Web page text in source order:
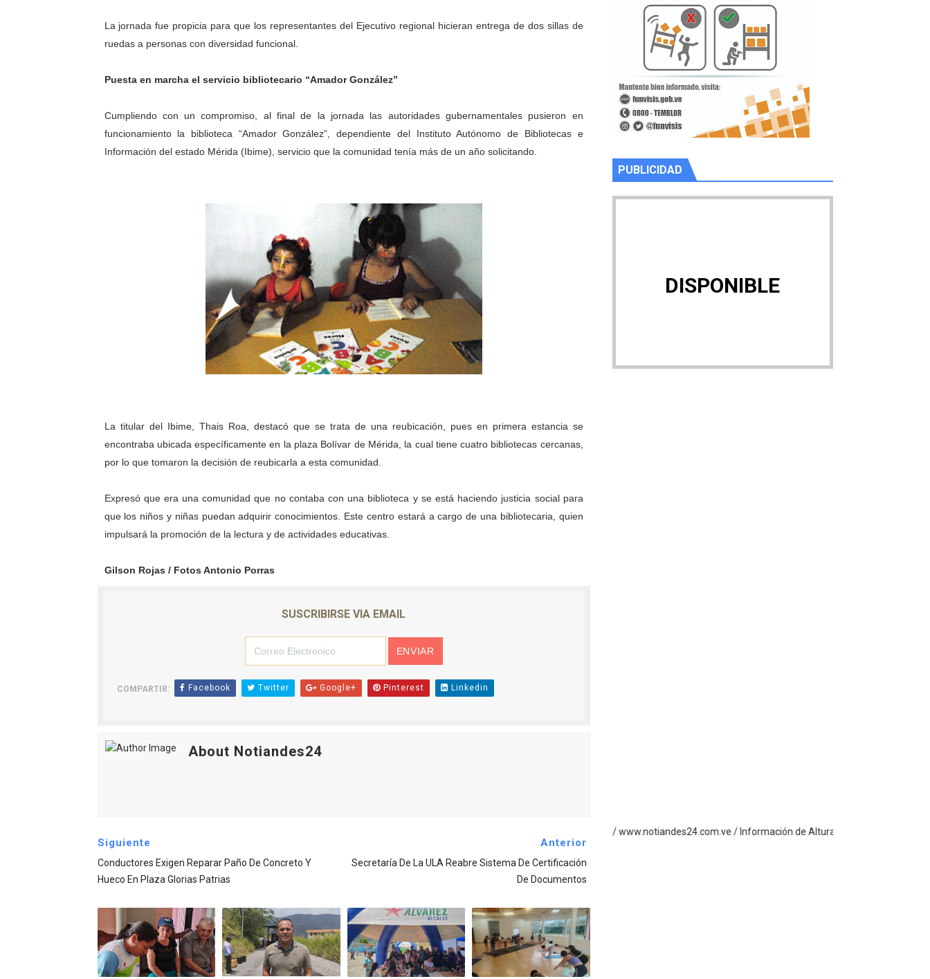
La jornada fue propicia para que los representantes del Ejecutivo regional hicieran entrega de dos sillas de
ruedas a personas con diversidad funcional.
Puesta en marcha el servicio bibliotecario “Amador González”
Cumpliendo con un compromiso, al final de la jornada las autoridades gubernamentales pusieron en
funcionamiento la biblioteca “Amador González”, dependiente del Instituto Autónomo de Bibliotecas e
Información del estado Mérida (Ibime), servicio que la comunidad tenía más de un año solicitando.
La titular del Ibime, Thais Roa, destacó que se trata de una reubicación, pues en primera estancia se
encontraba ubicada específicamente en la plaza Bolívar de Mérida, la cual tiene cuatro bibliotecas cercanas,
por lo que tomaron la decisión de reubicarla a esta comunidad.
Expresó que era una comunidad que no contaba con una biblioteca y se está haciendo justicia social para
que los niños y niñas puedan adquirir conocimientos. Este centro estará a cargo de una bibliotecaria, quien
impulsará la promoción de la lectura y de actividades educativas.
Gilson Rojas / Fotos Antonio Porras
SUSCRIBIRSE VIA EMAIL
COMPARTIR: Facebook Twitter Google+ Pinterest Linkedin
About Notiandes24
Siguiente
Conductores Exigen Reparar Paño De Concreto Y
Hueco En Plaza Glorias Patrias
Anterior
Secretaría De La ULA Reabre Sistema De Certificación
De Documentos
PUBLICIDAD
DISPONIBLE
Todos los Derechos Reservados - Copyright ©2026 / PS / www.notiandes24.com.ve / Información de Altura